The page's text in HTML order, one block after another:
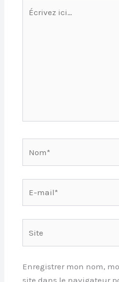
Enregistrer mon nom,
site dans le navigateur